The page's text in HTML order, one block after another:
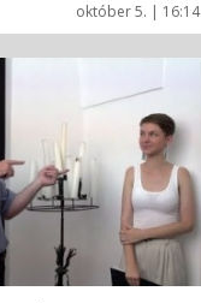
október 5. | 16:14